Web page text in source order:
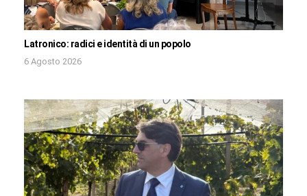
Latronico: radici e identità di un popolo
6 Agosto 2026